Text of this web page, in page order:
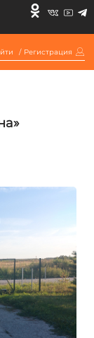
/ Регистрация